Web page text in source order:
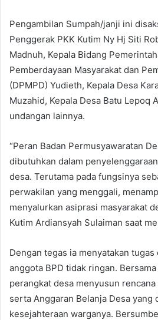
Pengambilan Sumpah/janji ini
Penggerak PKK Kutim Ny Hj Siti
Madnuh, Kepala Bidang
Pemberdayaan Masyarakat dan
(DPMPD) Yudieth, Kepala Desa
Muzahid, Kepala Desa Batu Lepoq
undangan lainnya.
“Peran Badan Permusyawaratan
dibutuhkan dalam
desa. Terutama pada fungsinya
perwakilan yang menggali,
menyalurkan asiprasi masyarakat
Kutim Ardiansyah Sulaiman saat
Dengan tegas ia menyatakan
anggota BPD tidak ringan.
perangkat desa menyusun
serta Anggaran Belanja Desa yang
kesejahteraan warganya.